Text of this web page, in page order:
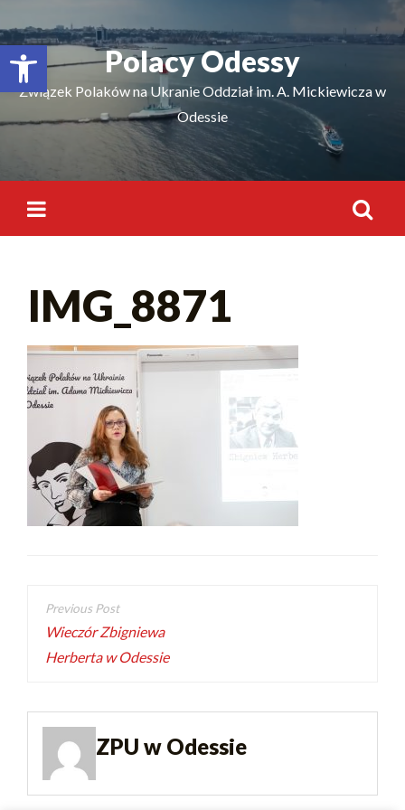
Відкрити Панель інструментівPolacy Odessy
Związek Polaków na Ukranie Oddział im. A. Mickiewicza w
Odessie
IMG_8871
Wieczór Zbigniewa
Herberta w Odessie
ZPU w Odessie